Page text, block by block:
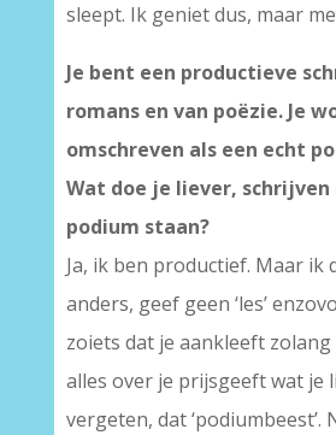
sleept. Ik geniet dus, maar
Je bent een productieve
romans en van poëzie. Je
omschreven als een echt
Wat doe je liever,
podium staan?
Ja, ik ben productief. Maar ik
anders, geef geen ‘les’
zoiets dat je aankleeft
alles over je prijsgeeft wat je
vergeten, dat ‘podiumbeest’.